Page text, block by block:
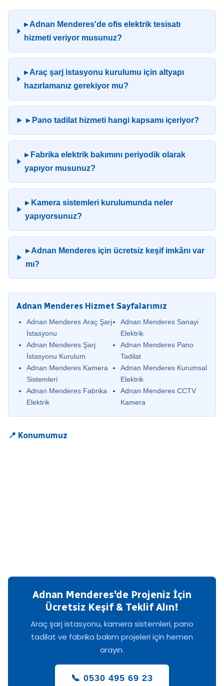
▸ Adnan Menderes'de ofis elektrik tesisatı
hizmeti veriyor musunuz?
▸ Araç şarj istasyonu kurulumu için altyapı
hazırlamanız gerekiyor mu?
▸ Pano tadilat hizmeti hangi kapsamı içeriyor?
▸ Fabrika elektrik bakımını periyodik olarak
yapıyor musunuz?
▸ Kamera sistemleri kurulumunda neler
yapıyorsunuz?
▸ Adnan Menderes için ücretsiz keşif imkânı var
mı?
Adnan Menderes Hizmet Sayfalarımız
Adnan Menderes Araç Şarj
İstasyonu
Adnan Menderes Şarj
İstasyonu Kurulum
Adnan Menderes Kamera
Sistemleri
Adnan Menderes Fabrika
Elektrik
Adnan Menderes Sanayi
Elektrik
Adnan Menderes Pano
Tadilat
Adnan Menderes Kurumsal
Elektrik
Adnan Menderes CCTV
Kamera
📍 Konumumuz
Adnan Menderes'de Projeniz İçin
Ücretsiz Keşif & Teklif Alın!
Araç şarj istasyonu, kamera sistemleri, pano
tadilat ve fabrika bakım projeleri için hemen
arayın.
📞 0530 495 69 23